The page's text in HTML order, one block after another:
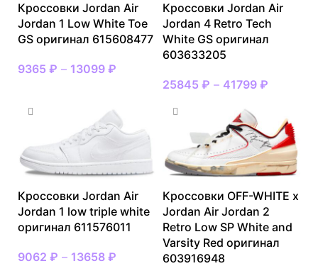
Кроссовки Jordan Air
Jordan 1 Low White Toe
GS оригинал 615608477
9365 ₽ – 13099 ₽
Кроссовки Jordan Air
Jordan 4 Retro Tech
White GS оригинал
603633205
25845 ₽ – 41799 ₽
Кроссовки Jordan Air
Jordan 1 low triple white
оригинал 611576011
9062 ₽ – 13658 ₽
Кроссовки OFF-WHITE x
Jordan Air Jordan 2
Retro Low SP White and
Varsity Red оригинал
603916948